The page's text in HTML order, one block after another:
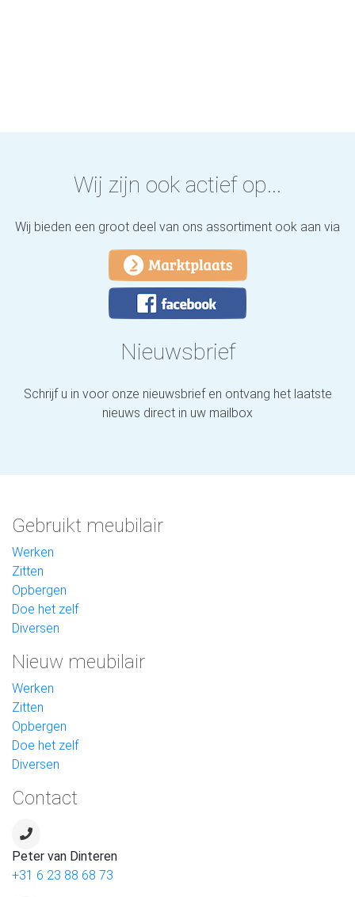
Wij zijn ook actief op...
Wij bieden een groot deel van ons assortiment ook aan via
Nieuwsbrief
Schrijf u in voor onze nieuwsbrief en ontvang het laatste
nieuws direct in uw mailbox
Gebruikt meubilair
Werken
Zitten
Opbergen
Doe het zelf
Diversen
Nieuw meubilair
Werken
Zitten
Opbergen
Doe het zelf
Diversen
Contact
Peter van Dinteren
+31 6 23 88 68 73